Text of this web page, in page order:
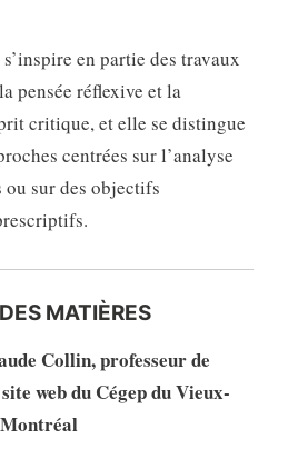
en partie des travaux
pensée réflexive et la
critique, et elle se distingue
centrées sur l’analyse
sur des objectifs
MATIÈRES
Collin, professeur de
web du Cégep du Vieux-
Montréal